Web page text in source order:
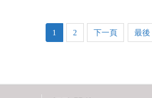
1 2 下一頁 最後